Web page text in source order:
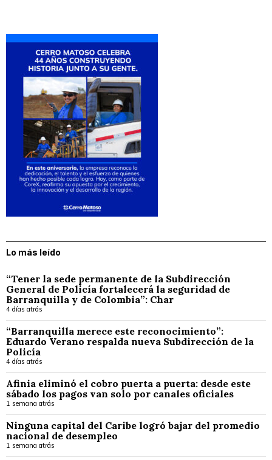
Lo más leído
“Tener la sede permanente de la Subdirección
General de Policía fortalecerá la seguridad de
Barranquilla y de Colombia”: Char
4 días atrás
“Barranquilla merece este reconocimiento”:
Eduardo Verano respalda nueva Subdirección de la
Policía
4 días atrás
Afinia eliminó el cobro puerta a puerta: desde este
sábado los pagos van solo por canales oficiales
1 semana atrás
Ninguna capital del Caribe logró bajar del promedio
nacional de desempleo
1 semana atrás